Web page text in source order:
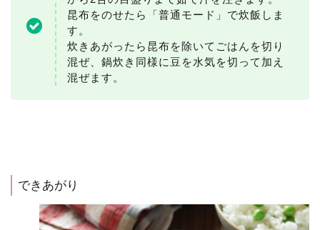
昆布をのせたら「普通モード」で炊飯しま
す。
炊きあがったら昆布を除いてごはんを切り
混ぜ、鍋炊き同様に豆を水気を切って加え
混ぜます。
できあがり